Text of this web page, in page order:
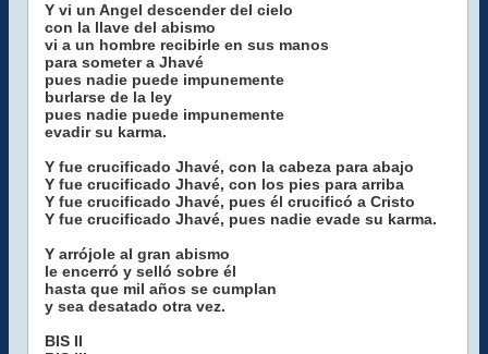
Y vi un Angel descender del cielo
con la llave del abismo
vi a un hombre recibirle en sus manos
para someter a Jhavé
pues nadie puede impunemente
burlarse de la ley
pues nadie puede impunemente
evadir su karma.
Y fue crucificado Jhavé, con la cabeza para abajo
Y fue crucificado Jhavé, con los pies para arriba
Y fue crucificado Jhavé, pues él crucificó a Cristo
Y fue crucificado Jhavé, pues nadie evade su karma.
Y arrójole al gran abismo
le encerró y selló sobre él
hasta que mil años se cumplan
y sea desatado otra vez.
BIS II